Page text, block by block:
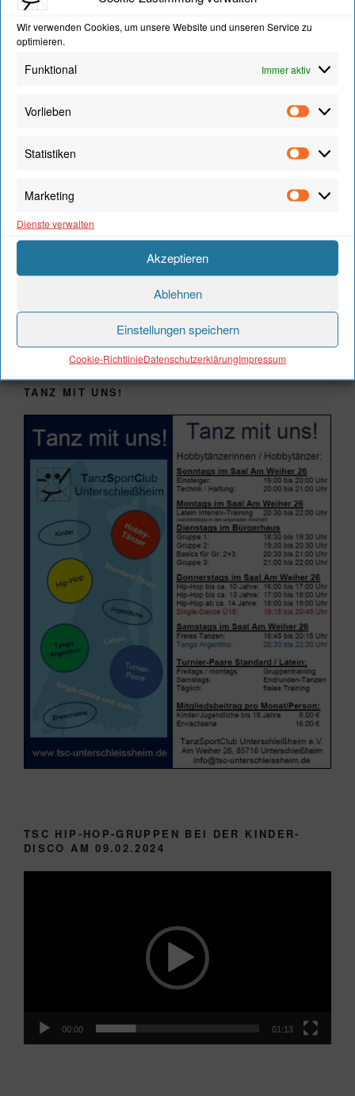
Wir verwenden Cookies, um unsere Website und unseren Service zu
optimieren.
Funktional Immer aktiv
Vorlieben
Statistiken
Marketing
Dienste verwalten
Akzeptieren
Ablehnen
Einstellungen speichern
Cookie-RichtlinieDatenschutzerklärungImpressum
TANZ MIT UNS!
TSC HIP-HOP-GRUPPEN BEI DER KINDER-
DISCO AM 09.02.2024
00:00 01:13